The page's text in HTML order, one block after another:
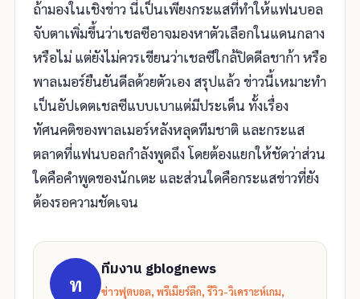
ถ้ามองในเชิงข่าว นี่เป็นเพียงกระแสที่ทำให้แฟนบอล
จับตาเพิ่มขึ้นว่าเชลซีอาจมองหาตัวเลือกในแดนกลาง
หรือไม่ แต่ยังไม่ควรเขียนว่าเชลซีใกล้ปิดดีลชาก้า หรือ
พาลเมอร์ยืนยันดีลด้วยตัวเอง สรุปแล้ว ข่าวนี้เหมาะทำ
เป็นอัปเดตเชลซีแบบเบาแต่มีประเด็น ทั้งเรื่อง
ทัศนคติของพาลเมอร์หลังหลุดทีมชาติ และกระแส
ตลาดที่แฟนบอลกำลังพูดถึง โดยต้องแยกให้ชัดว่าส่วน
ใดคือคำพูดของนักเตะ และส่วนใดคือกระแสข่าวที่ยัง
ต้องรอความชัดเจน
ท
ทีมงาน gblognews
ข่าวฟุตบอล, พรีเมียร์ลีก, รีวิว-วิเคราะห์เกม,